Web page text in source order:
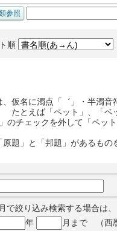
順
、仮名に濁点「゛」・半濁音
たとえば「ペット」、「ベ
」のチェックを外して「ペッ
原題」と「邦題」があるもの
で絞り込み検索する場合は
年 月まで （西